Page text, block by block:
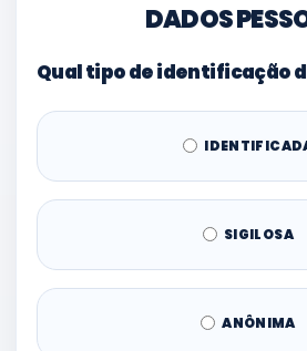
DADOS
Qual tipo de identificação
SIGILOSA
ANÔNIMA